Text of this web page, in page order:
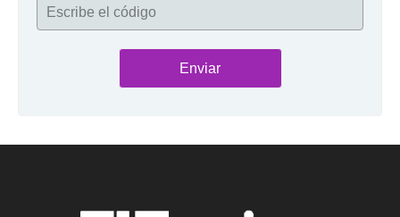
Escribe el código